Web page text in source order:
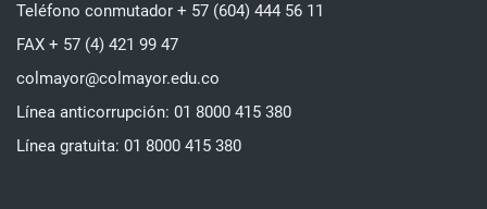
Teléfono conmutador + 57 (604) 444 56 11
FAX + 57 (4) 421 99 47
colmayor@colmayor.edu.co
Línea anticorrupción: 01 8000 415 380
Línea gratuita: 01 8000 415 380